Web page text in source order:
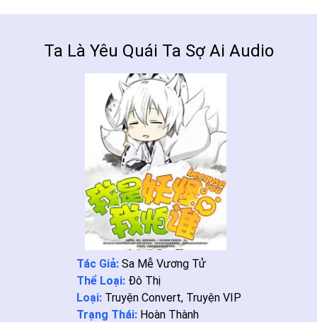
Ta Là Yêu Quái Ta Sợ Ai Audio
Tác Giả: Sa Mễ Vương Tử
Thể Loại: Đô Thị
Loại: Truyện Convert, Truyện VIP
Trạng Thái: Hoàn Thành